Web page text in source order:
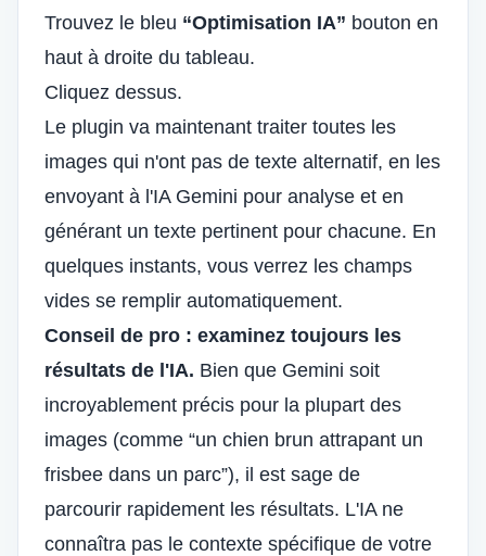
Trouvez le bleu “Optimisation IA” bouton en
haut à droite du tableau.
Cliquez dessus.
Le plugin va maintenant traiter toutes les
images qui n'ont pas de texte alternatif, en les
envoyant à l'IA Gemini pour analyse et en
générant un texte pertinent pour chacune. En
quelques instants, vous verrez les champs
vides se remplir automatiquement.
Conseil de pro : examinez toujours les
résultats de l'IA. Bien que Gemini soit
incroyablement précis pour la plupart des
images (comme “un chien brun attrapant un
frisbee dans un parc”), il est sage de
parcourir rapidement les résultats. L'IA ne
connaîtra pas le contexte spécifique de votre